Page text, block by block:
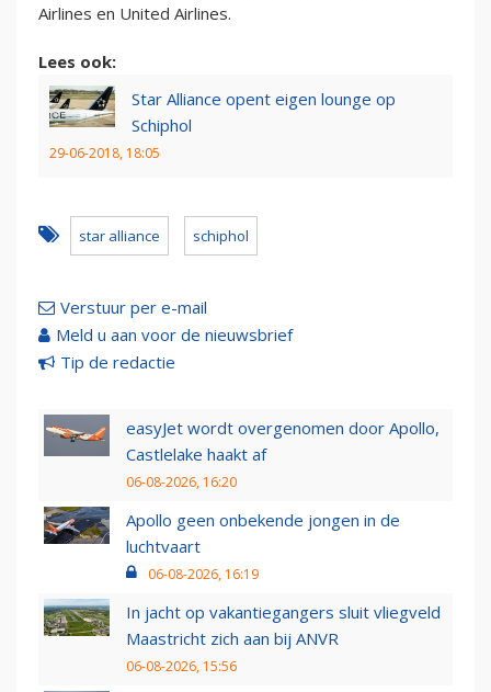
Airlines en United Airlines.
Lees ook:
Star Alliance opent eigen lounge op
Schiphol
29-06-2018, 18:05
star alliance schiphol
Verstuur per e-mail
Meld u aan voor de nieuwsbrief
Tip de redactie
easyJet wordt overgenomen door Apollo,
Castlelake haakt af
06-08-2026, 16:20
Apollo geen onbekende jongen in de
luchtvaart
06-08-2026, 16:19
In jacht op vakantiegangers sluit vliegveld
Maastricht zich aan bij ANVR
06-08-2026, 15:56